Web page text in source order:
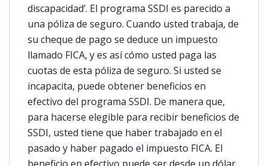
discapacidad’. El programa SSDI es parecido a
una póliza de seguro. Cuando usted trabaja, de
su cheque de pago se deduce un impuesto
llamado FICA, y es así cómo usted paga las
cuotas de esta póliza de seguro. Si usted se
incapacita, puede obtener beneficios en
efectivo del programa SSDI. De manera que,
para hacerse elegible para recibir beneficios de
SSDI, usted tiene que haber trabajado en el
pasado y haber pagado el impuesto FICA. El